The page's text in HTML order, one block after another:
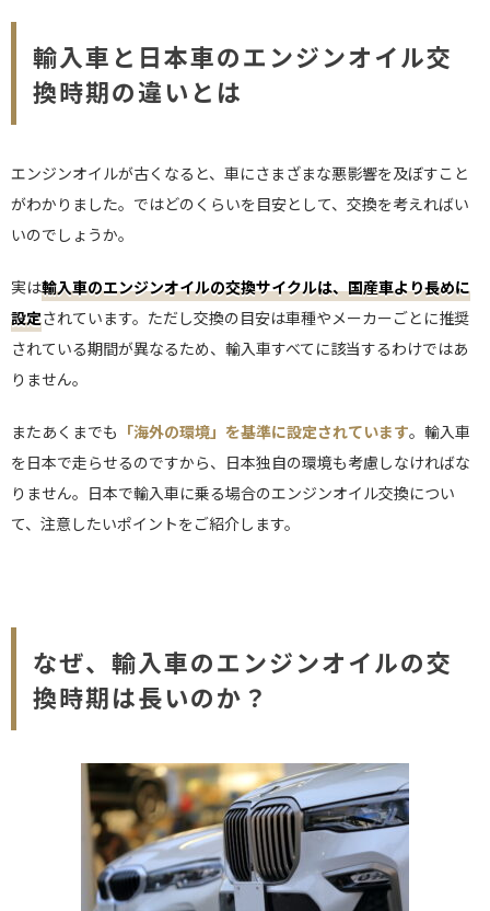
輸入車と日本車のエンジンオイル交
換時期の違いとは
エンジンオイルが古くなると、車にさまざまな悪影響を及ぼすこと
がわかりました。ではどのくらいを目安として、交換を考えればい
いのでしょうか。
実は輸入車のエンジンオイルの交換サイクルは、国産車より長めに
設定されています。ただし交換の目安は車種やメーカーごとに推奨
されている期間が異なるため、輸入車すべてに該当するわけではあ
りません。
またあくまでも 「海外の環境」を基準に設定されています。輸入車
を日本で走らせるのですから、日本独自の環境も考慮しなければな
りません。日本で輸入車に乗る場合のエンジンオイル交換につい
て、注意したいポイントをご紹介します。
なぜ、輸入車のエンジンオイルの交
換時期は長いのか？